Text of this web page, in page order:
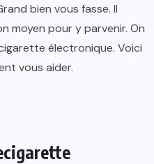
bien vous fasse. Il
moyen pour y parvenir. On
électronique. Voici
vous aider.